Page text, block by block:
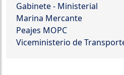
Gabinete - Ministerial
Marina Mercante
Peajes MOPC
Viceministerio de